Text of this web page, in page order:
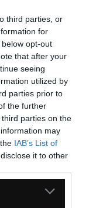
third parties, or
for
opt-out
that after your
seeing
utilized by
parties prior to
the further
parties on the
may
IAB’s List of
it to other